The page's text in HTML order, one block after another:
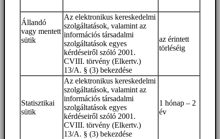
Állandó
vagy mentett
sütik
Az elektronikus kereskedelmi
szolgáltatások, valamint az
információs társadalmi
szolgáltatások egyes
kérdéseiről szóló 2001.
CVIII. törvény (Elkertv.)
13/A. § (3) bekezdése
az érintett
törléséig
Statisztikai
sütik
Az elektronikus kereskedelmi
szolgáltatások, valamint az
információs társadalmi
szolgáltatások egyes
kérdéseiről szóló 2001.
CVIII. törvény (Elkertv.)
13/A. § (3) bekezdése
1 hónap – 2
év